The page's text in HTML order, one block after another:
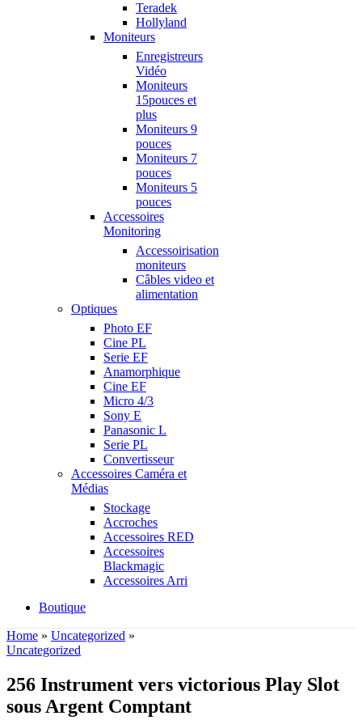
Teradek
Hollyland
Moniteurs
Enregistreurs
Vidéo
Moniteurs
15pouces et
plus
Moniteurs 9
pouces
Moniteurs 7
pouces
Moniteurs 5
pouces
Accessoires
Monitoring
Accessoirisation
moniteurs
Câbles video et
alimentation
Optiques
Photo EF
Cine PL
Serie EF
Anamorphique
Cine EF
Micro 4/3
Sony E
Panasonic L
Serie PL
Convertisseur
Accessoires Caméra et
Médias
Stockage
Accroches
Accessoires RED
Accessoires
Blackmagic
Accessoires Arri
Boutique
Home » Uncategorized »
Uncategorized
256 Instrument vers victorious Play Slot
sous Argent Comptant